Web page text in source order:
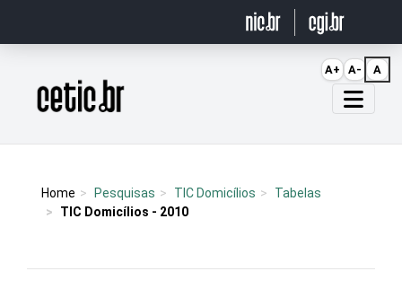
Página inicial
Home Pesquisas TIC Domicílios
Tabelas
TIC Domicílios - 2010
A+ A- A